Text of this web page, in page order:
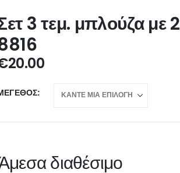
3 τεμ. μπλούζα
20.00
διαθέσιμο